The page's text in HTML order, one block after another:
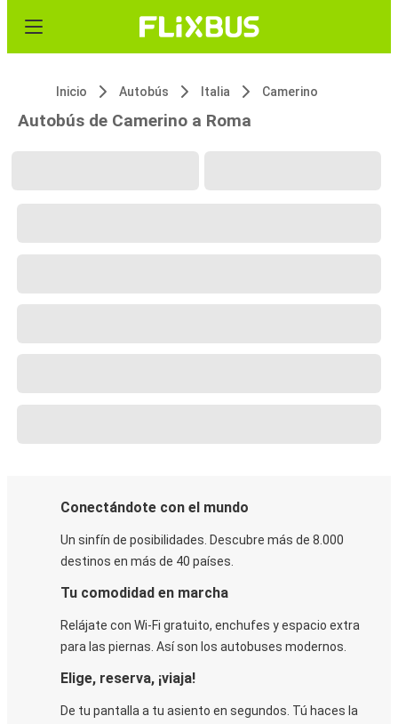
Inicio Autobús Italia Camerino
Autobús de Camerino a Roma
Conectándote con el mundo
Un sinfín de posibilidades. Descubre más de 8.000
destinos en más de 40 países.
Tu comodidad en marcha
Relájate con Wi-Fi gratuito, enchufes y espacio extra
para las piernas. Así son los autobuses modernos.
Elige, reserva, ¡viaja!
De tu pantalla a tu asiento en segundos. Tú haces la